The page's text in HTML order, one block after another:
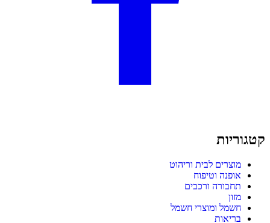
קטגוריות
מוצרים לבית וריהוט
אופנה וטיפוח
תחבורה ורכבים
מזון
חשמל ומוצרי חשמל
בריאות